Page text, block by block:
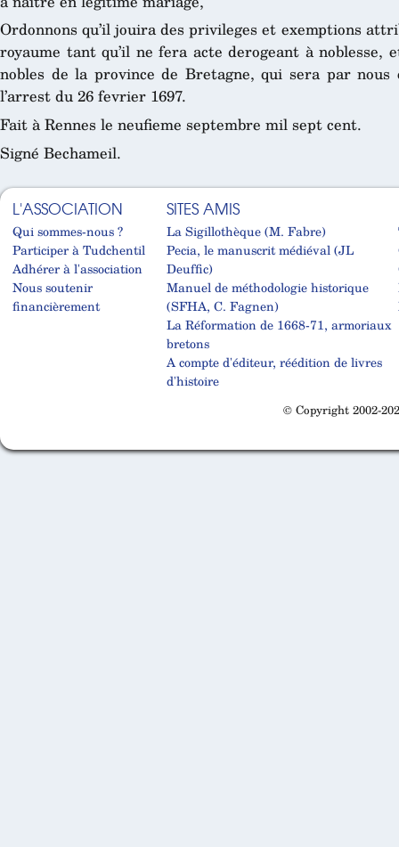
Ordonnons qu’il jouira des privileges et exemptions
royaume tant qu’il ne fera acte derogeant à noblesse,
nobles de la province de Bretagne, qui sera par nous
l’arrest du 26 fevrier 1697.
Fait à Rennes le neufieme septembre mil sept cent.
Signé Bechameil.
L'ASSOCIATION
Qui sommes-nous ?
Participer à Tudchentil
Adhérer à l'association
Nous soutenir
financièrement
SITES AMIS
La Sigillothèque (M. Fabre)
Pecia, le manuscrit médiéval (JL
Deuffic)
Manuel de méthodologie historique
(SFHA, C. Fagnen)
La Réformation de 1668-71, armoriaux
bretons
A compte d'éditeur, réédition de livres
d'histoire
© Copyright 2002-